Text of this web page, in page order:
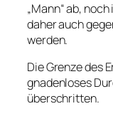
„Mann“ ab,
daher auch
werden.
Die Grenze des
gnadenloses
überschritten.